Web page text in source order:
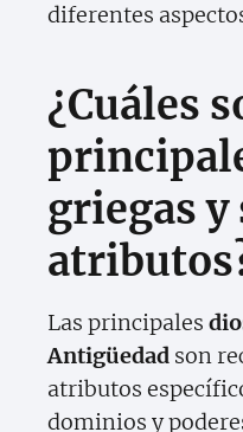
diferentes
¿Cuáles
griegas y
Las principales
Antigüedad son
atributos
dominios y